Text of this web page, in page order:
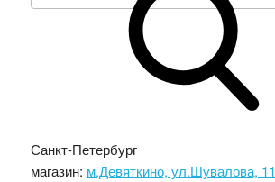
Санкт-Петербург
магазин: м.Девяткино, ул.Шувалова, 11